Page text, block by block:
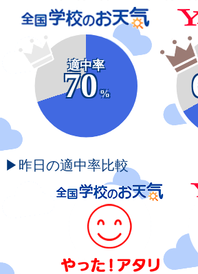
適中率
70
%
▶昨日の適中率比較